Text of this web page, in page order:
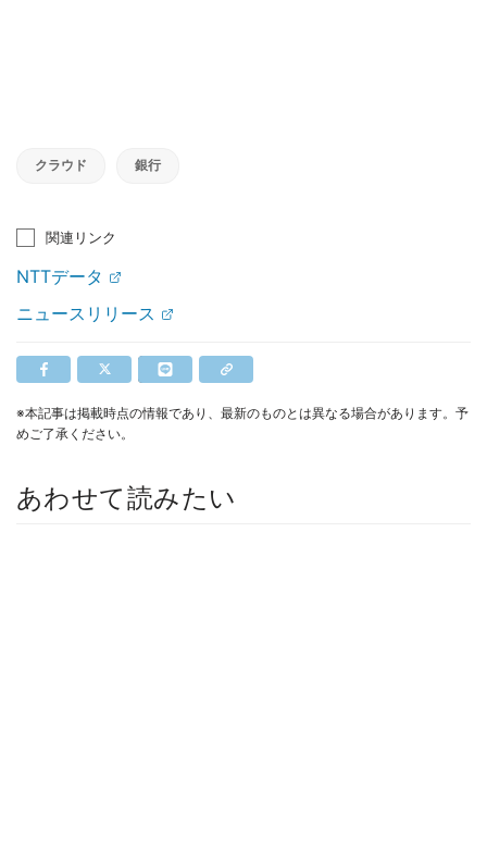
クラウド 銀行
関連リンク
NTTデータ
ニュースリリース
※本記事は掲載時点の情報であり、最新のものとは異なる場合があります。予
めご了承ください。
あわせて読みたい